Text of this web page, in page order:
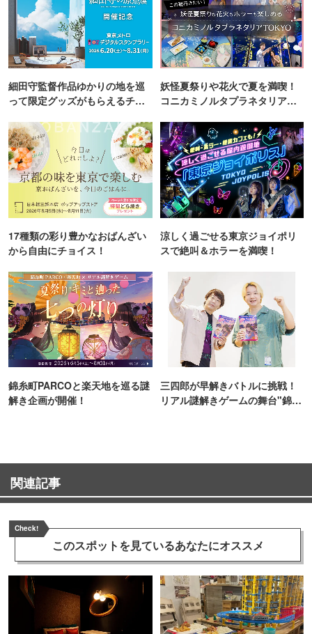
細田守監督作品ゆかりの地を巡
って限定グッズがもらえるチャ
妖怪夏祭りや花火で夏を満喫！
コニカミノルタプラネタリア
17種類の彩り豊かなおばんざい
から自由にチョイス！
涼しく過ごせる東京ジョイポリ
スで絶叫＆ホラーを満喫！
錦糸町PARCOと楽天地を巡る謎
解き企画が開催！
三四郎が早解きバトルに挑戦！
リアル謎解きゲームの舞台"錦糸
関連記事
Check!
このスポットを見ているあなたにオススメ